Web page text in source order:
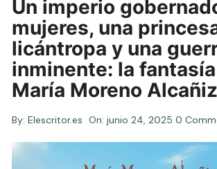
Un imperio
mujeres, una
licántropa y una
inminente: la
María Moreno Alcañiz
By: Elescritor.es On:junio 24, 2025 0